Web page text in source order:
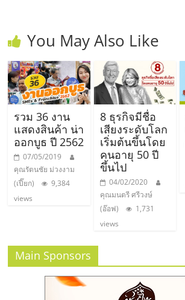
You May Also Like
รวม 36 งาน
แสดงสินค้า น่า
ออกบูธ ปี 2562
07/05/2019
คุณรัตนชัย ม่วงงาม
(เปี๊ยก)
9,384
views
8 ธุรกิจมีชื่อ
เสียงระดับโลก
เริ่มต้นขึ้นโดย
คนอายุ 50 ปี
ขึ้นไป
04/02/2020
คุณมนตรี ศรีวงษ์
(อ๊อฟ)
1,731
views
Main Sponsors